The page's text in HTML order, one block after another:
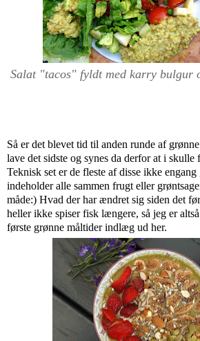
Salat "tacos" fyldt med karry bulgur
Så er det blevet tid til anden runde af
lave det sidste og synes da derfor at i skulle
Teknisk set er de fleste af disse ikke
indeholder alle sammen frugt eller
måde:) Hvad der har ændret sig siden det
heller ikke spiser fisk længere, så jeg er
første grønne måltider indlæg ud her.